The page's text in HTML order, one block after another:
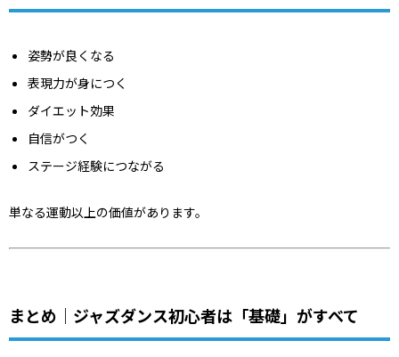
姿勢が良くなる
表現力が身につく
ダイエット効果
自信がつく
ステージ経験につながる
単なる運動以上の価値があります。
まとめ｜ジャズダンス初心者は「基礎」がすべて